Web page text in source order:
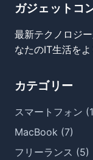
ガジェットコ
最新テクノロジ
なたのIT生活を
カテゴリー
スマートフォン
MacBook (7)
フリーランス (5)